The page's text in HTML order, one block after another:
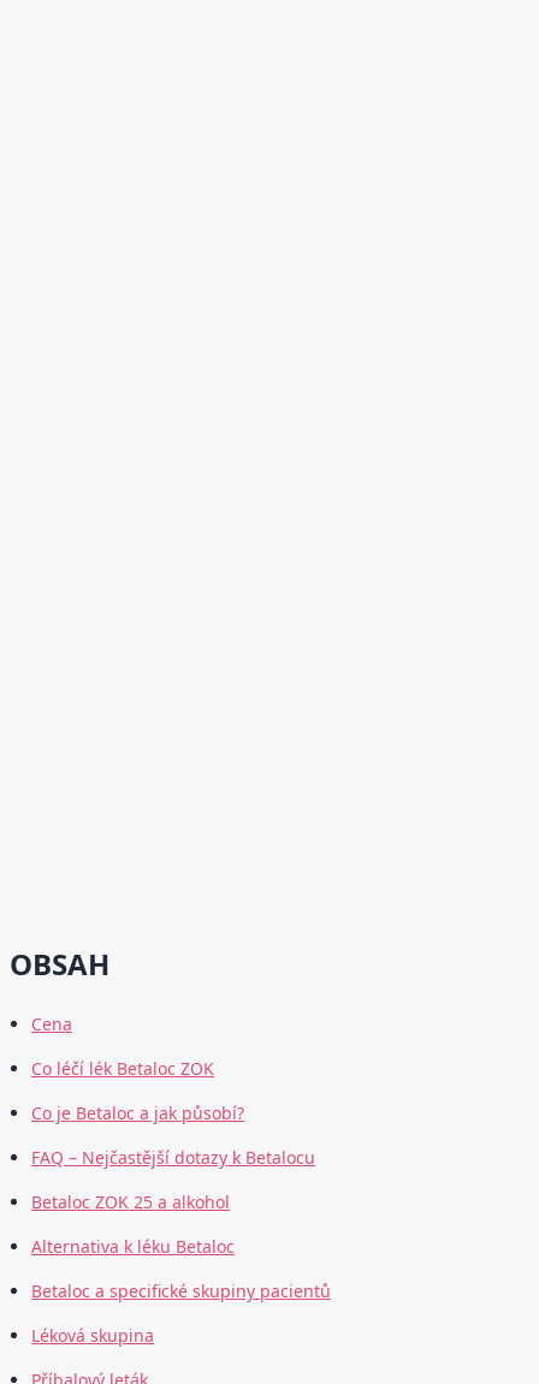
OBSAH
Cena
Co léčí lék Betaloc ZOK
Co je Betaloc a jak působí?
FAQ – Nejčastější dotazy k Betalocu
Betaloc ZOK 25 a alkohol
Alternativa k léku Betaloc
Betaloc a specifické skupiny pacientů
Léková skupina